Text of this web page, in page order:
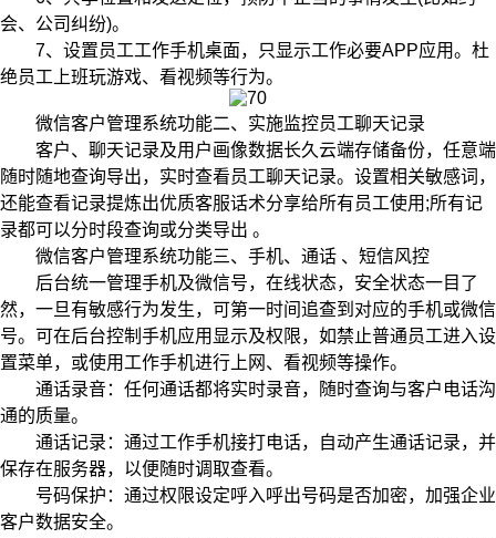
会、公司纠纷)。
7、设置员工工作手机桌面，只显示工作必要APP应用。杜
绝员工上班玩游戏、看视频等行为。
微信客户管理系统功能二、实施监控员工聊天记录
客户、聊天记录及用户画像数据长久云端存储备份，任意端
随时随地查询导出，实时查看员工聊天记录。设置相关敏感词，
还能查看记录提炼出优质客服话术分享给所有员工使用;所有记
录都可以分时段查询或分类导出 。
微信客户管理系统功能三、手机、通话 、短信风控
后台统一管理手机及微信号，在线状态，安全状态一目了
然，一旦有敏感行为发生，可第一时间追查到对应的手机或微信
号。可在后台控制手机应用显示及权限，如禁止普通员工进入设
置菜单，或使用工作手机进行上网、看视频等操作。
通话录音：任何通话都将实时录音，随时查询与客户电话沟
通的质量。
通话记录：通过工作手机接打电话，自动产生通话记录，并
保存在服务器，以便随时调取查看。
号码保护：通过权限设定呼入呼出号码是否加密，加强企业
客户数据安全。